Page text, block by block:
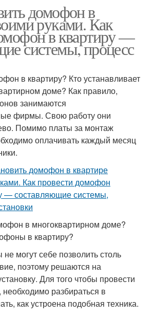
домофон в
руками. Как
в квартиру —
системы, процесс
в квартиру? Кто устанавливает
доме? Как правило,
занимаются
фирмы. Свою работу они
Помимо платы за монтаж
оплачивать каждый месяц
в многоквартирном доме?
в квартиру?
могут себе позволить столь
поэтому решаются на
Для того чтобы провести
разбираться в
как устроена подобная техника.